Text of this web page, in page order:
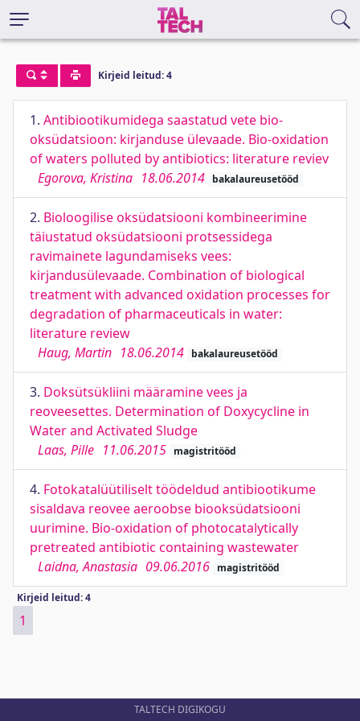
Kirjeid leitud: 4
1. Antibiootikumidega saastatud vete bio-
oksüdatsioon: kirjanduse ülevaade. Bio-oxidation
of waters polluted by antibiotics: literature reviev
Egorova, Kristina 18.06.2014 bakalaureusetööd
2. Bioloogilise oksüdatsiooni kombineerimine
täiustatud oksüdatsiooni protsessidega
ravimainete lagundamiseks vees:
kirjandusülevaade. Combination of biological
treatment with advanced oxidation processes for
degradation of pharmaceuticals in water:
literature review
Haug, Martin 18.06.2014 bakalaureusetööd
3. Doksütsükliini määramine vees ja
reoveesettes. Determination of Doxycycline in
Water and Activated Sludge
Laas, Pille 11.06.2015 magistritööd
4. Fotokatalüütiliselt töödeldud antibiootikume
sisaldava reovee aeroobse biooksüdatsiooni
uurimine. Bio-oxidation of photocatalytically
pretreated antibiotic containing wastewater
Laidna, Anastasia 09.06.2016 magistritööd
Kirjeid leitud: 4
1
TALTECH DIGIKOGU